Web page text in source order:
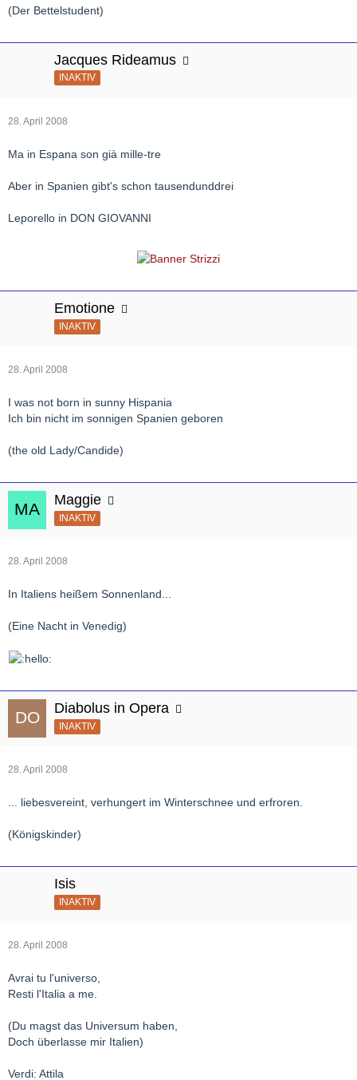
(Der Bettelstudent)
Jacques Rideamus
INAKTIV
28. April 2008
Ma in Espana son già mille-tre
Aber in Spanien gibt's schon tausendunddrei
Leporello in DON GIOVANNI
Emotione
INAKTIV
28. April 2008
I was not born in sunny Hispania
Ich bin nicht im sonnigen Spanien geboren
(the old Lady/Candide)
Maggie
INAKTIV
28. April 2008
In Italiens heißem Sonnenland...
(Eine Nacht in Venedig)
Diabolus in Opera
INAKTIV
28. April 2008
... liebesvereint, verhungert im Winterschnee und erfroren.
(Königskinder)
Isis
INAKTIV
28. April 2008
Avrai tu l'universo,
Resti l'Italia a me.
(Du magst das Universum haben,
Doch überlasse mir Italien)
Verdi: Attila